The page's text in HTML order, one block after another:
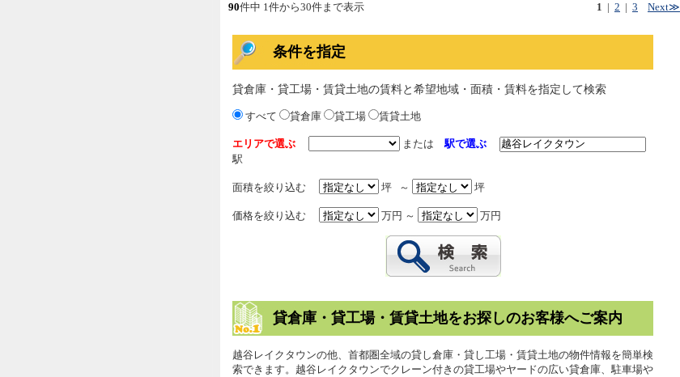
1 2 3 Next≫
90件中 1件から30件まで表示
条件を指定
貸倉庫・貸工場・賃貸土地の賃料と希望地域・面積・賃料を指定して検索
すべて 貸倉庫 貸工場 賃貸土地
エリアで選ぶ または駅で選ぶ
駅
面積を絞り込む 坪 ～ 坪
価格を絞り込む 万円 ～ 万円
貸倉庫・貸工場・賃貸土地をお探しのお客様へご案内
越谷レイクタウンの他、首都圏全域の貸し倉庫・貸し工場・賃貸土地の物件情報を簡単検
索できます。越谷レイクタウンでクレーン付きの貸工場やヤードの広い貸倉庫、駐車場や